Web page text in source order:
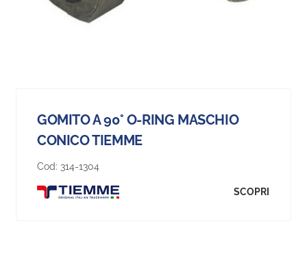
GOMITO A 90° O-RING MASCHIO
CONICO TIEMME
Cod: 314-1304
SCOPRI